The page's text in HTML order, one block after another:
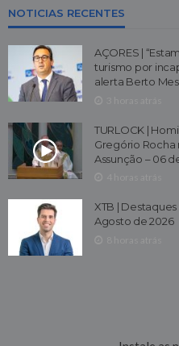
NOTICIAS RECENTES
AÇORES |
turismo por
alerta Berto
TURLOCK |
Gregório Rocha
Assunção – 06
XTB |
Agosto de 2026